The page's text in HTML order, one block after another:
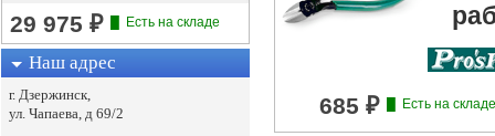
Наш адрес
г. Дзержинск,
ул. Чапаева, д 69/2